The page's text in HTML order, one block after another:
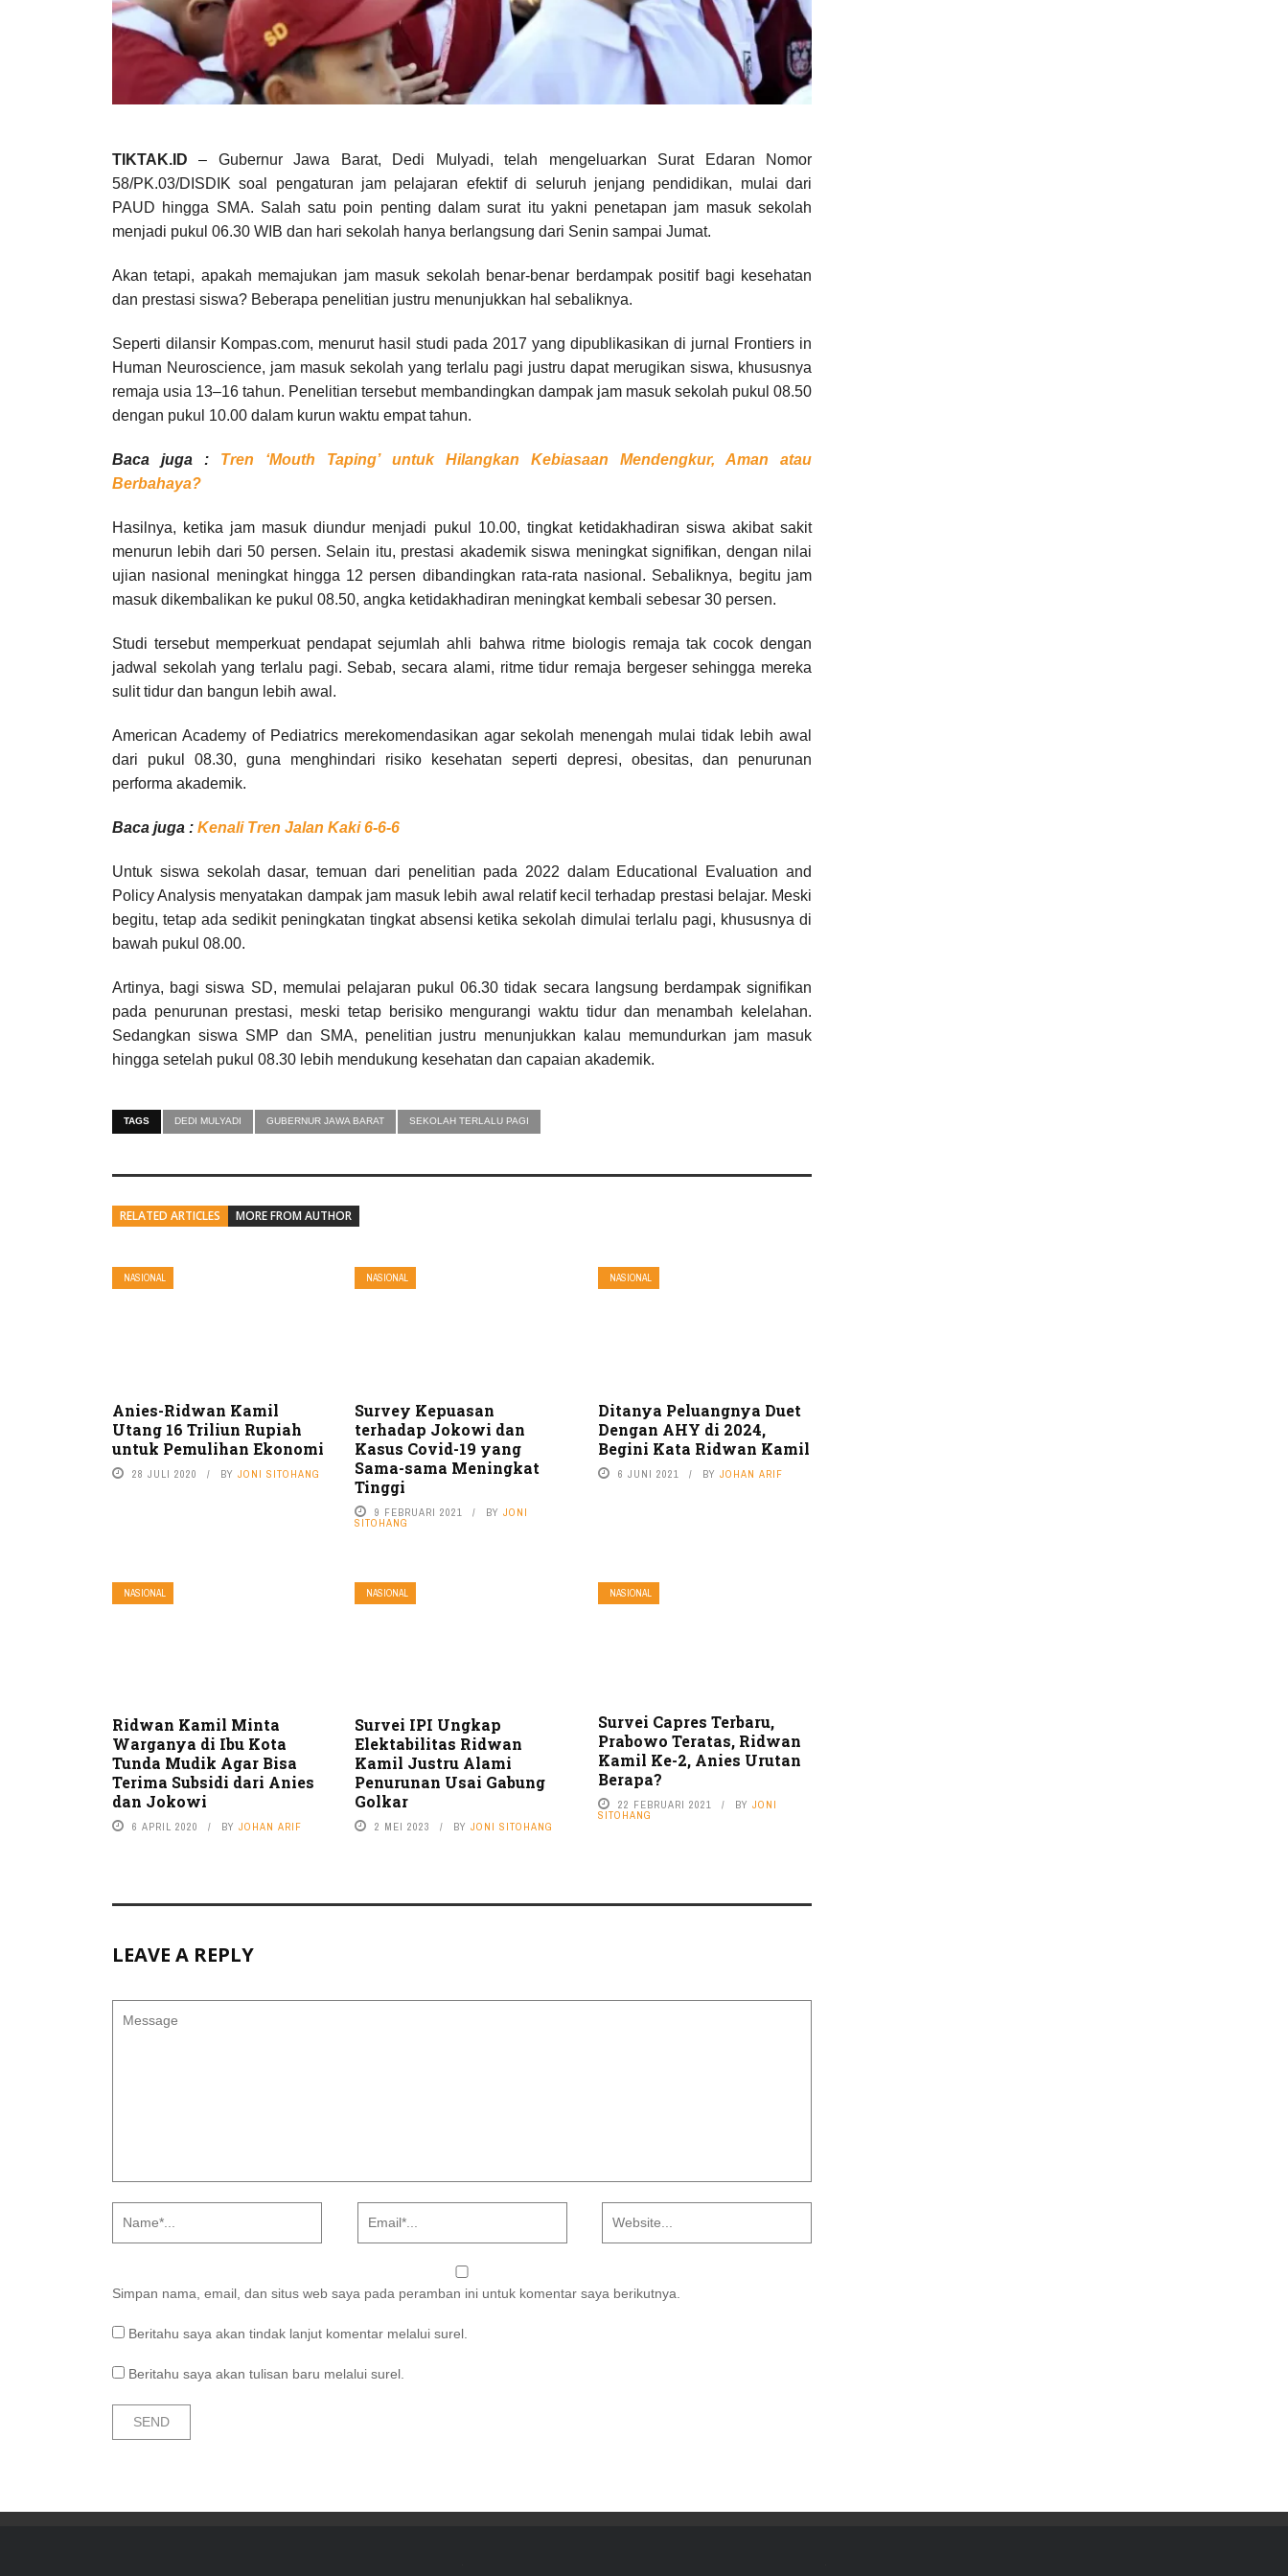
TIKTAK.ID – Gubernur Jawa Barat, Dedi Mulyadi, telah mengeluarkan Surat Edaran Nomor
58/PK.03/DISDIK soal pengaturan jam pelajaran efektif di seluruh jenjang pendidikan, mulai dari
PAUD hingga SMA. Salah satu poin penting dalam surat itu yakni penetapan jam masuk sekolah
menjadi pukul 06.30 WIB dan hari sekolah hanya berlangsung dari Senin sampai Jumat.
Akan tetapi, apakah memajukan jam masuk sekolah benar-benar berdampak positif bagi kesehatan
dan prestasi siswa? Beberapa penelitian justru menunjukkan hal sebaliknya.
Seperti dilansir Kompas.com, menurut hasil studi pada 2017 yang dipublikasikan di jurnal Frontiers in
Human Neuroscience, jam masuk sekolah yang terlalu pagi justru dapat merugikan siswa, khususnya
remaja usia 13–16 tahun. Penelitian tersebut membandingkan dampak jam masuk sekolah pukul 08.50
dengan pukul 10.00 dalam kurun waktu empat tahun.
Baca juga : Tren ‘Mouth Taping’ untuk Hilangkan Kebiasaan Mendengkur, Aman atau
Berbahaya?
Hasilnya, ketika jam masuk diundur menjadi pukul 10.00, tingkat ketidakhadiran siswa akibat sakit
menurun lebih dari 50 persen. Selain itu, prestasi akademik siswa meningkat signifikan, dengan nilai
ujian nasional meningkat hingga 12 persen dibandingkan rata-rata nasional. Sebaliknya, begitu jam
masuk dikembalikan ke pukul 08.50, angka ketidakhadiran meningkat kembali sebesar 30 persen.
Studi tersebut memperkuat pendapat sejumlah ahli bahwa ritme biologis remaja tak cocok dengan
jadwal sekolah yang terlalu pagi. Sebab, secara alami, ritme tidur remaja bergeser sehingga mereka
sulit tidur dan bangun lebih awal.
American Academy of Pediatrics merekomendasikan agar sekolah menengah mulai tidak lebih awal
dari pukul 08.30, guna menghindari risiko kesehatan seperti depresi, obesitas, dan penurunan
performa akademik.
Baca juga : Kenali Tren Jalan Kaki 6-6-6
Untuk siswa sekolah dasar, temuan dari penelitian pada 2022 dalam Educational Evaluation and
Policy Analysis menyatakan dampak jam masuk lebih awal relatif kecil terhadap prestasi belajar. Meski
begitu, tetap ada sedikit peningkatan tingkat absensi ketika sekolah dimulai terlalu pagi, khususnya di
bawah pukul 08.00.
Artinya, bagi siswa SD, memulai pelajaran pukul 06.30 tidak secara langsung berdampak signifikan
pada penurunan prestasi, meski tetap berisiko mengurangi waktu tidur dan menambah kelelahan.
Sedangkan siswa SMP dan SMA, penelitian justru menunjukkan kalau memundurkan jam masuk
hingga setelah pukul 08.30 lebih mendukung kesehatan dan capaian akademik.
TAGS DEDI MULYADI GUBERNUR JAWA BARAT SEKOLAH TERLALU PAGI
RELATED ARTICLES MORE FROM AUTHOR
NASIONAL
Anies-Ridwan Kamil
Utang 16 Triliun Rupiah
untuk Pemulihan Ekonomi
28 JULI 2020 BY JONI SITOHANG
NASIONAL
Survey Kepuasan
terhadap Jokowi dan
Kasus Covid-19 yang
Sama-sama Meningkat
Tinggi
9 FEBRUARI 2021 BYJONI
SITOHANG
NASIONAL
Ditanya Peluangnya Duet
Dengan AHY di 2024,
Begini Kata Ridwan Kamil
6 JUNI 2021 BY JOHAN ARIF
NASIONAL
Ridwan Kamil Minta
Warganya di Ibu Kota
Tunda Mudik Agar Bisa
Terima Subsidi dari Anies
dan Jokowi
6 APRIL 2020 BY JOHAN ARIF
NASIONAL
Survei IPI Ungkap
Elektabilitas Ridwan
Kamil Justru Alami
Penurunan Usai Gabung
Golkar
2 MEI 2023 BYJONI SITOHANG
NASIONAL
Survei Capres Terbaru,
Prabowo Teratas, Ridwan
Kamil Ke-2, Anies Urutan
Berapa?
22 FEBRUARI 2021 BY JONI
SITOHANG
LEAVE A REPLY
Simpan nama, email, dan situs web saya pada peramban ini untuk komentar saya berikutnya.
Beritahu saya akan tindak lanjut komentar melalui surel.
Beritahu saya akan tulisan baru melalui surel.